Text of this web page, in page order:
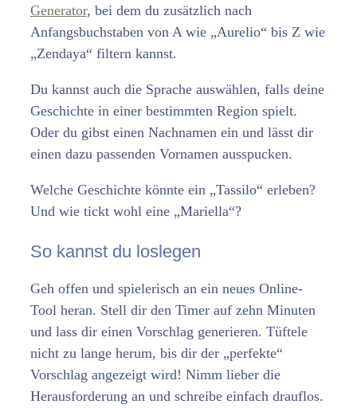
Generator, bei dem du zusätzlich nach
Anfangsbuchstaben von A wie „Aurelio“ bis Z wie
„Zendaya“ filtern kannst.
Du kannst auch die Sprache auswählen, falls deine
Geschichte in einer bestimmten Region spielt.
Oder du gibst einen Nachnamen ein und lässt dir
einen dazu passenden Vornamen ausspucken.
Welche Geschichte könnte ein „Tassilo“ erleben?
Und wie tickt wohl eine „Mariella“?
So kannst du loslegen
Geh offen und spielerisch an ein neues Online-
Tool heran. Stell dir den Timer auf zehn Minuten
und lass dir einen Vorschlag generieren. Tüftele
nicht zu lange herum, bis dir der „perfekte“
Vorschlag angezeigt wird! Nimm lieber die
Herausforderung an und schreibe einfach drauflos.